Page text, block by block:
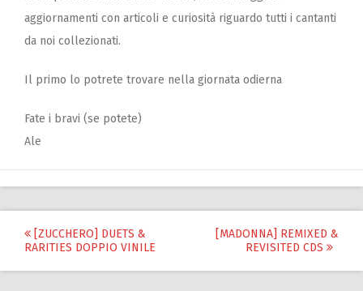
aggiornamenti con articoli e curiosità riguardo tutti i cantanti
da noi collezionati.
Il primo lo potrete trovare nella giornata odierna
Fate i bravi (se potete)
Ale
Post
[ZUCCHERO] DUETS &
RARITIES DOPPIO VINILE
[MADONNA] REMIXED &
REVISITED CDS